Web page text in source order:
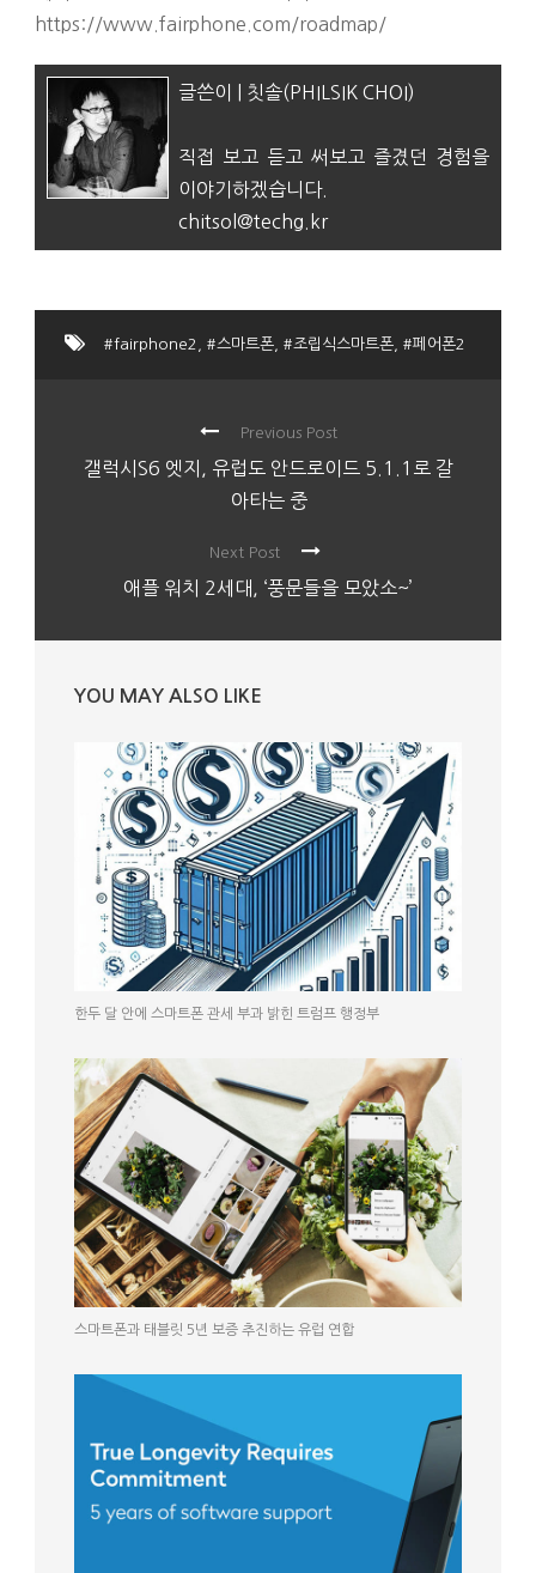
https://www.fairphone.com/roadmap/
글쓴이 | 칫솔(PHILSIK CHOI)
직접 보고 듣고 써보고 즐겼던 경험을
이야기하겠습니다.
chitsol@techg.kr
#fairphone2 #스마트폰 #조립식스마트폰 #페어폰2
Previous Post
갤럭시S6 엣지, 유럽도 안드로이드 5.1.1로 갈
아타는 중
Next Post
애플 워치 2세대, ‘풍문들을 모았소~’
YOU MAY ALSO LIKE
한두 달 안에 스마트폰 관세 부과 밝힌 트럼프 행정부
스마트폰과 태블릿 5년 보증 추진하는 유럽 연합